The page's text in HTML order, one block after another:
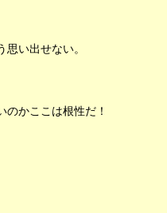
い出せない。
のかここは根性だ！